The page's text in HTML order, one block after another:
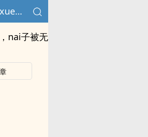
tiaodanroubi轻声jiaochuan求饶，大roubang反复的charu到xue里，nai子被无情的rouniechu指印
nai子被无